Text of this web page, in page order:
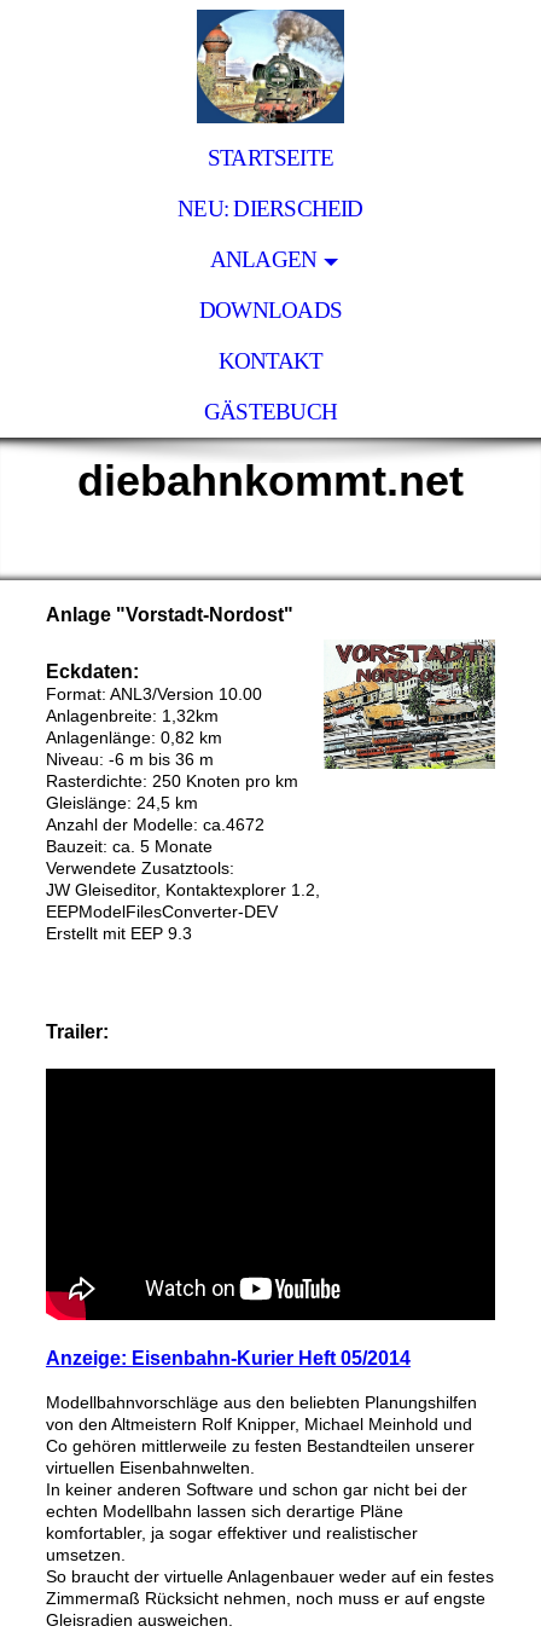
STARTSEITE
NEU: DIERSCHEID
ANLAGEN
DOWNLOADS
KONTAKT
GÄSTEBUCH
diebahnkommt.net
Anlage "Vorstadt-Nordost"
Eckdaten:
Format: ANL3/Version 10.00
Anlagenbreite: 1,32km
Anlagenlänge: 0,82 km
Niveau: -6 m bis 36 m
Rasterdichte: 250 Knoten pro km
Gleislänge: 24,5 km
Anzahl der Modelle: ca.4672
Bauzeit: ca. 5 Monate
Verwendete Zusatztools:
JW Gleiseditor, Kontaktexplorer 1.2,
EEPModelFilesConverter-DEV
Erstellt mit EEP 9.3
Trailer:
Anzeige: Eisenbahn-Kurier Heft 05/2014
Modellbahnvorschläge aus den beliebten Planungshilfen
von den Altmeistern Rolf Knipper, Michael Meinhold und
Co gehören mittlerweile zu festen Bestandteilen unserer
virtuellen Eisenbahnwelten.
In keiner anderen Software und schon gar nicht bei der
echten Modellbahn lassen sich derartige Pläne
komfortabler, ja sogar effektiver und realistischer
umsetzen.
So braucht der virtuelle Anlagenbauer weder auf ein festes
Zimmermaß Rücksicht nehmen, noch muss er auf engste
Gleisradien ausweichen.